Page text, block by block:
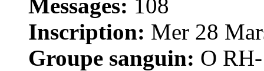
Messages: 108
Inscription: Mer 28
Groupe sanguin: O RH-